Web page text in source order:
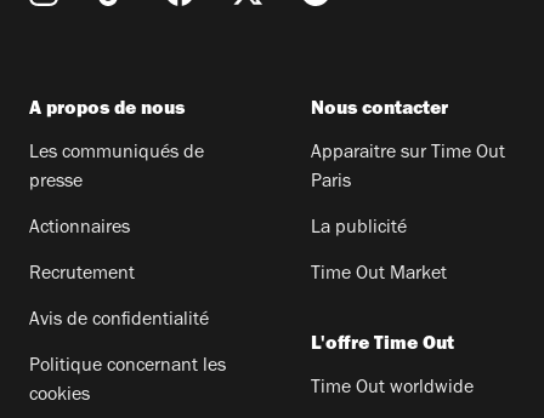
A propos de nous
Les communiqués de
presse
Actionnaires
Recrutement
Avis de confidentialité
Politique concernant les
cookies
Nous contacter
Apparaitre sur Time Out
Paris
La publicité
Time Out Market
L'offre Time Out
Time Out worldwide